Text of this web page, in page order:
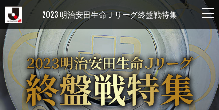
2023 明治安田生命Ｊリーグ終盤戦特集